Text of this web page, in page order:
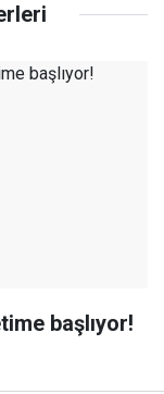
başlıyor!